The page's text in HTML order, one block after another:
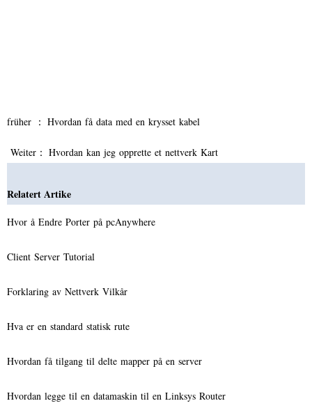
früher ： Hvordan få data med en krysset kabel
Weiter： Hvordan kan jeg opprette et nettverk Kart
Relatert Artike
Hvor å Endre Porter på pcAnywhere
Client Server Tutorial
Forklaring av Nettverk Vilkår
Hva er en standard statisk rute
Hvordan få tilgang til delte mapper på en server
Hvordan legge til en datamaskin til en Linksys Router